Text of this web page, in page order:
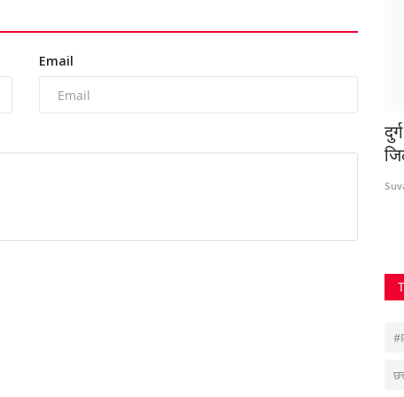
Email
प्रति उदासीनता...
दुर्ग